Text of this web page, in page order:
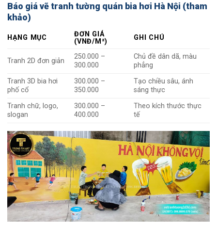
Báo giá vẽ tranh tường quán bia hơi Hà Nội (tham
khảo)
HẠNG MỤC
ĐƠN GIÁ
(VNĐ/M²)
GHI CHÚ
Tranh 2D đơn giản
250.000 –
300.000
Chủ đề dân dã, màu
phẳng
Tranh 3D bia hơi
phố cổ
300.000 –
350.000
Tạo chiều sâu, ánh
sáng thực
Tranh chữ, logo,
slogan
300.000 –
400.000
Theo kích thước thực
tế